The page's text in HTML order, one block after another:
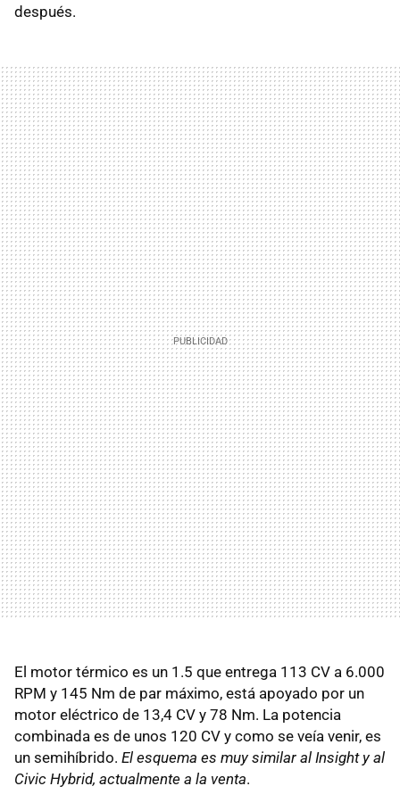
después.
El motor térmico es un 1.5 que entrega 113 CV a 6.000
RPM y 145 Nm de par máximo, está apoyado por un
motor eléctrico de 13,4 CV y 78 Nm. La potencia
combinada es de unos 120 CV y como se veía venir, es
un semihíbrido. El esquema es muy similar al Insight y al
Civic Hybrid, actualmente a la venta.